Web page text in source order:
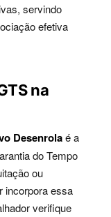
servindo
efetiva
na
Desenrolaé a
do Tempo
ou
incorpora essa
verifique